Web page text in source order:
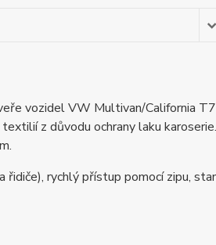
vozidel VW Multivan/California
z důvodu ochrany laku
řidiče), rychlý přístup pomocí zipu,